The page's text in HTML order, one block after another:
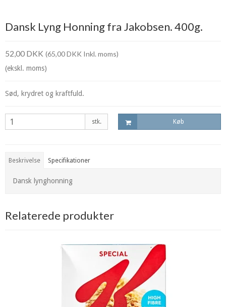
Dansk Lyng Honning fra Jakobsen. 400g.
52,00 DKK (65,00 DKK Inkl. moms)
(ekskl. moms)
Sød, krydret og kraftfuld.
stk. Køb
Beskrivelse Specifikationer
Dansk lynghonning
Relaterede produkter